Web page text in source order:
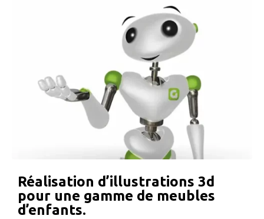
Réalisation d’illustrations 3d
pour une gamme de meubles
d’enfants.